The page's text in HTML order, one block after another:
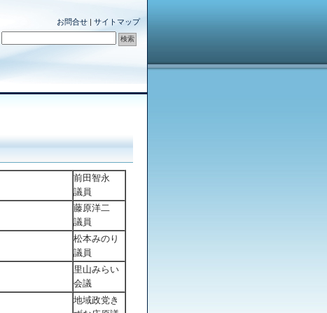
お問合せ | サイトマップ
前田智永
議員
藤原洋二
議員
松本みのり
議員
里山みらい
会議
地域政党き